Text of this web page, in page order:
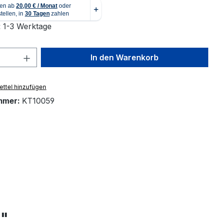
1-3 Werktage
Anzahl: Gib den gewünschten Wert
In den Warenkorb
hinzufügen
KT10059